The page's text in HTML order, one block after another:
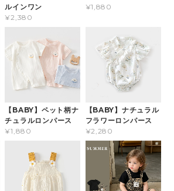
ルインワン
¥2,380
¥1,880
【BABY】ペット柄ナ
チュラルロンパース
¥1,880
【BABY】ナチュラル
フラワーロンパース
¥2,280